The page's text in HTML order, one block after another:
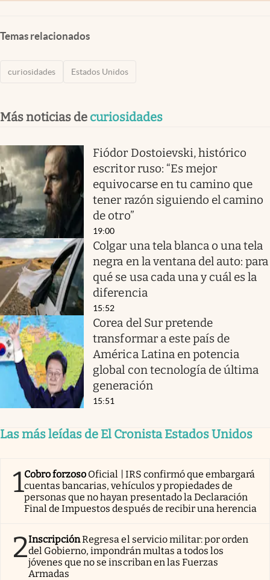
Temas relacionados
curiosidades Estados Unidos
Más noticias de curiosidades
Fiódor Dostoievski, histórico
escritor ruso: “Es mejor
equivocarse en tu camino que
tener razón siguiendo el camino
de otro”
19:00
Colgar una tela blanca o una tela
negra en la ventana del auto: para
qué se usa cada una y cuál es la
diferencia
15:52
Corea del Sur pretende
transformar a este país de
América Latina en potencia
global con tecnología de última
generación
15:51
Las más leídas de El Cronista Estados Unidos
1Cobro forzoso Oficial | IRS confirmó que embargará
cuentas bancarias, vehículos y propiedades de
personas que no hayan presentado la Declaración
Final de Impuestos después de recibir una herencia
2InscripciónRegresa el servicio militar: por orden
del Gobierno, impondrán multas a todos los
jóvenes que no se inscriban en las Fuerzas
Armadas